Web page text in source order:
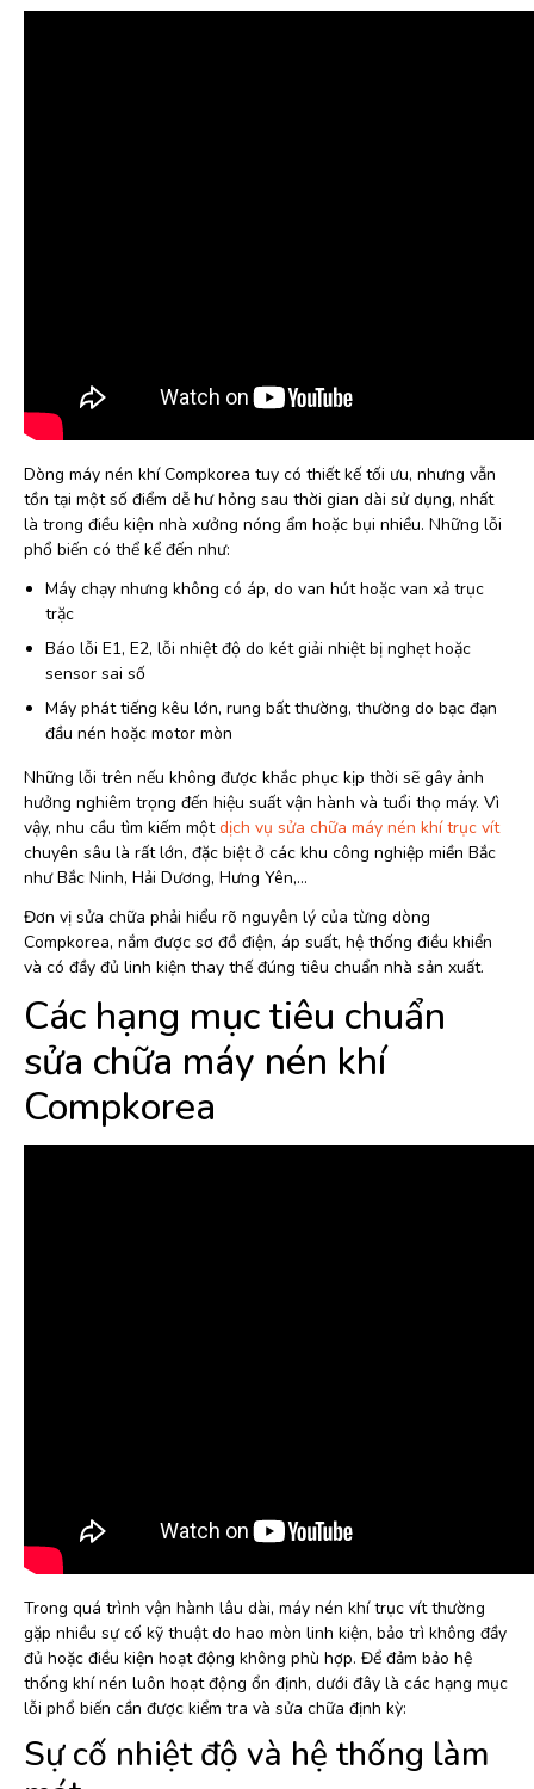
Dòng máy nén khí Compkorea tuy có thiết kế tối ưu, nhưng vẫn
tồn tại một số điểm dễ hư hỏng sau thời gian dài sử dụng, nhất
là trong điều kiện nhà xưởng nóng ẩm hoặc bụi nhiều. Những lỗi
phổ biến có thể kể đến như:
Máy chạy nhưng không có áp, do van hút hoặc van xả trục
trặc
Báo lỗi E1, E2, lỗi nhiệt độ do két giải nhiệt bị nghẹt hoặc
sensor sai số
Máy phát tiếng kêu lớn, rung bất thường, thường do bạc đạn
đầu nén hoặc motor mòn
Những lỗi trên nếu không được khắc phục kịp thời sẽ gây ảnh
hưởng nghiêm trọng đến hiệu suất vận hành và tuổi thọ máy. Vì
vậy, nhu cầu tìm kiếm mộtdịch vụ sửa chữa máy nén khí trục vít
chuyên sâu là rất lớn, đặc biệt ở các khu công nghiệp miền Bắc
như Bắc Ninh, Hải Dương, Hưng Yên,…
Đơn vị sửa chữa phải hiểu rõ nguyên lý của từng dòng
Compkorea, nắm được sơ đồ điện, áp suất, hệ thống điều khiển
và có đầy đủ linh kiện thay thế đúng tiêu chuẩn nhà sản xuất.
Các hạng mục tiêu chuẩn
sửa chữa máy nén khí
Compkorea
Trong quá trình vận hành lâu dài, máy nén khí trục vít thường
gặp nhiều sự cố kỹ thuật do hao mòn linh kiện, bảo trì không đầy
đủ hoặc điều kiện hoạt động không phù hợp. Để đảm bảo hệ
thống khí nén luôn hoạt động ổn định, dưới đây là các hạng mục
lỗi phổ biến cần được kiểm tra và sửa chữa định kỳ:
Sự cố nhiệt độ và hệ thống làm